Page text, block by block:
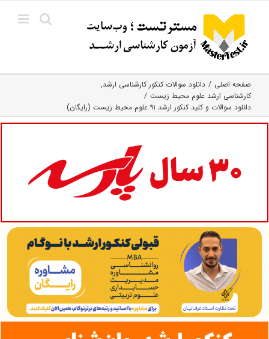
content
صفحه اصلی
دانلود سوالات کنکور کارشناسی ارشد
کارشناسی ارشد علوم محیط‌ زیست
دانلود سوالات و کلید کنکور ارشد ۹۱ علوم محیط زیست (رایگان)